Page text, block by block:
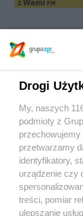
Informacje
Z Wami FM to
Działalność
2022 r. W
wywiady oraz
W oprawie
ukraińskie piosenki.
Radia można
Drogi
My, naszych
podmioty z
przetwarzamy
identyfikatory,
urządzenie czy
treści, pomiar
ulepszanie